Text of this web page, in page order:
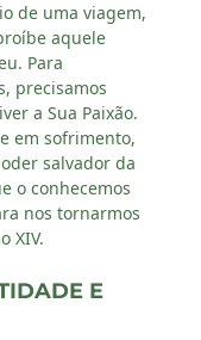
de uma viagem,
aquele
Para
precisamos
a Sua Paixão.
em sofrimento,
salvador da
o conhecemos
nos tornarmos
XIV.
E